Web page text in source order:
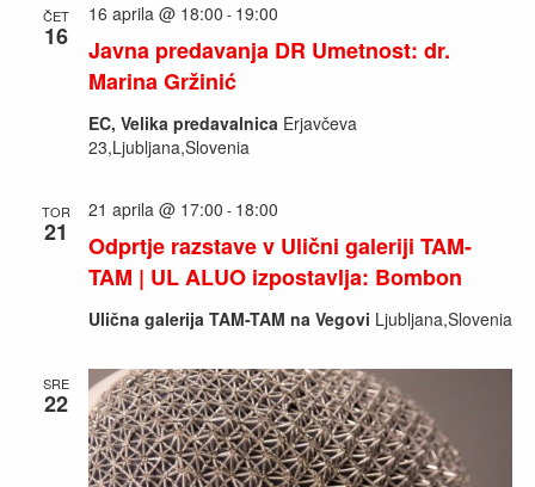
ČET
16
Javna predavanja DR Umetnost: dr.
Marina Gržinić
16 aprila @ 18:00 - 19:00
EC, Velika predavalnica Erjavčeva
23,Ljubljana,Slovenia
TOR
21
Odprtje razstave v Ulični galeriji TAM-
TAM | UL ALUO izpostavlja: Bombon
21 aprila @ 17:00 - 18:00
Ulična galerija TAM-TAM na Vegovi Ljubljana,Slovenia
SRE
22